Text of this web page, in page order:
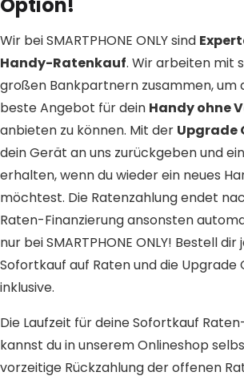
Option!
Wir bei SMARTPHONE ONLY sind
Handy-Ratenkauf. Wir arbeiten mit
großen Bankpartnern zusammen, um
beste Angebot für dein Handy ohne
anbieten zu können. Mit der Upgrade
dein Gerät an uns zurückgeben und
erhalten, wenn du wieder ein neues
möchtest. Die Ratenzahlung endet
Raten-Finanzierung ansonsten
nur bei SMARTPHONE ONLY! Bestell
Sofortkauf auf Raten und die Upgrade
inklusive.
Die Laufzeit für deine Sofortkauf
kannst du in unserem Onlineshop
vorzeitige Rückzahlung der offenen